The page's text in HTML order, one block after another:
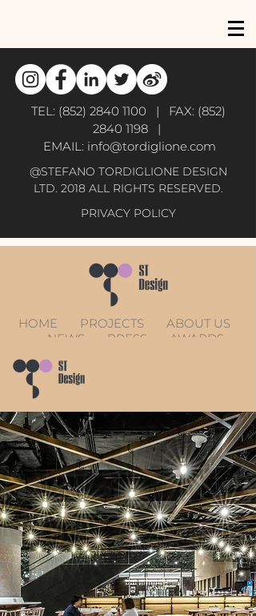
TEL: (852) 2840 1100 | FAX: (852)
2840 1198|
EMAIL: info@tordiglione.com
@STEFANO TORDIGLIONE DESIGN
LTD. 2018 ALL RIGHTS RESERVED.
PRIVACY POLICY
HOME PROJECTS
ABOUT US
NEWS
PRESS
AWARDS